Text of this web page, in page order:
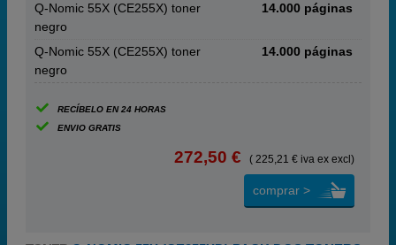
Q-Nomic 55X (CE255X) toner
negro
14.000 páginas
Q-Nomic 55X (CE255X) toner
negro
14.000 páginas
RECÍBELO EN 24 HORAS
ENVIO GRATIS
272,50 € ( 225,21 € iva ex excl)
comprar >